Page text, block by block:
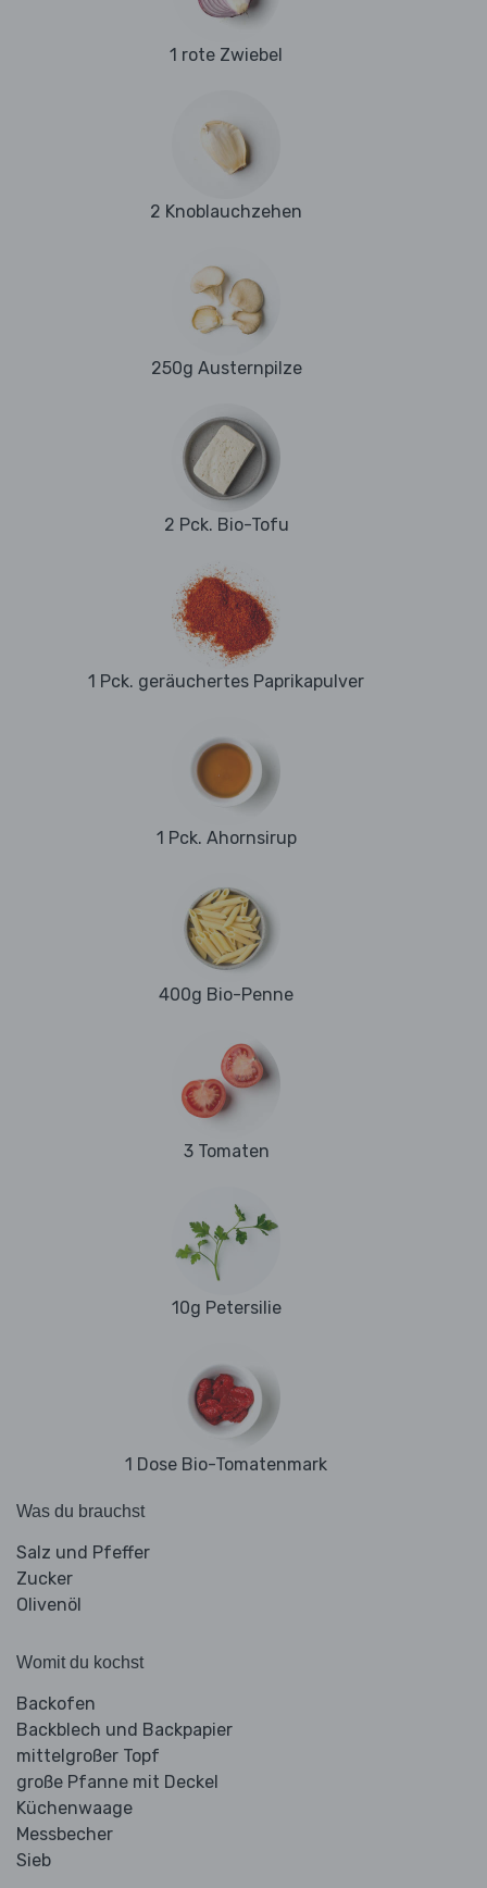
1 rote Zwiebel
2 Knoblauchzehen
250g Austernpilze
2 Pck. Bio-Tofu
1 Pck. geräuchertes Paprikapulver
1 Pck. Ahornsirup
400g Bio-Penne
3 Tomaten
10g Petersilie
1 Dose Bio-Tomatenmark
Was du brauchst
Salz und Pfeffer
Zucker
Olivenöl
Womit du kochst
Backofen
Backblech und Backpapier
mittelgroßer Topf
große Pfanne mit Deckel
Küchenwaage
Messbecher
Sieb